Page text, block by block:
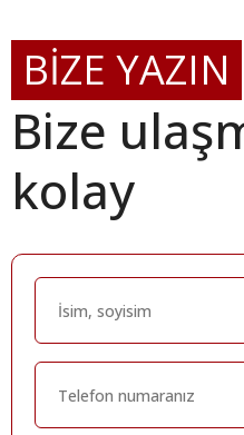
BİZE YAZIN
Bize
kolay